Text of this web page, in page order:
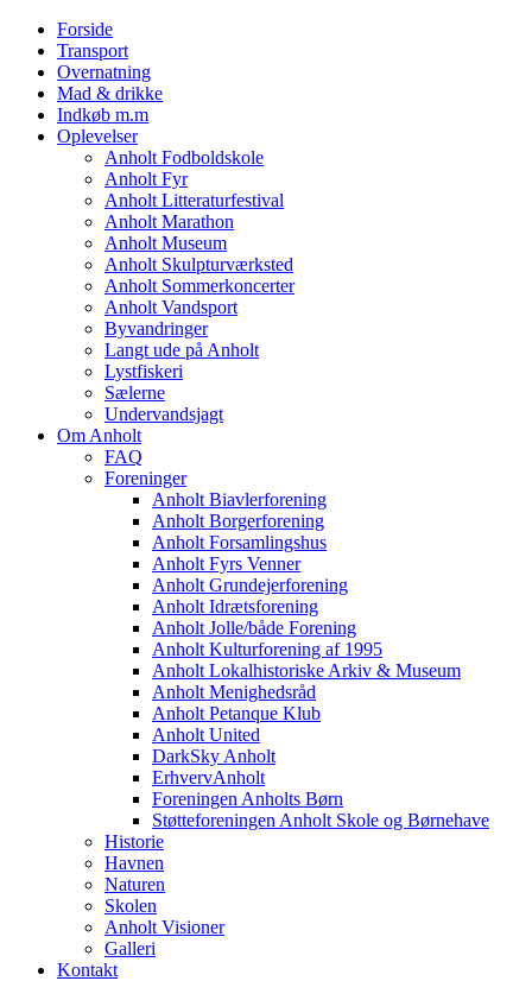
Forside
Transport
Overnatning
Mad & drikke
Indkøb m.m
Oplevelser
Anholt Fodboldskole
Anholt Fyr
Anholt Litteraturfestival
Anholt Marathon
Anholt Museum
Anholt Skulpturværksted
Anholt Sommerkoncerter
Anholt Vandsport
Byvandringer
Langt ude på Anholt
Lystfiskeri
Sælerne
Undervandsjagt
Om Anholt
FAQ
Foreninger
Anholt Biavlerforening
Anholt Borgerforening
Anholt Forsamlingshus
Anholt Fyrs Venner
Anholt Grundejerforening
Anholt Idrætsforening
Anholt Jolle/både Forening
Anholt Kulturforening af 1995
Anholt Lokalhistoriske Arkiv & Museum
Anholt Menighedsråd
Anholt Petanque Klub
Anholt United
DarkSky Anholt
ErhvervAnholt
Foreningen Anholts Børn
Støtteforeningen Anholt Skole og Børnehave
Historie
Havnen
Naturen
Skolen
Anholt Visioner
Galleri
Kontakt